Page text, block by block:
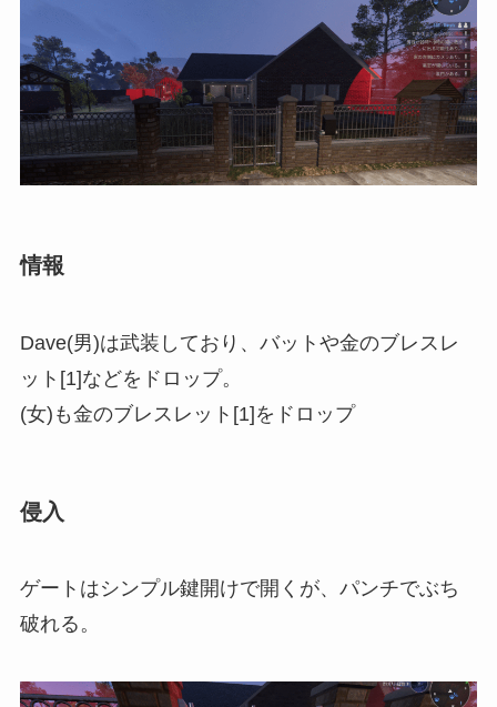
情報
Dave(男)は武装しており、バットや金のブレスレ
ット[1]などをドロップ。
(女)も金のブレスレット[1]をドロップ
侵入
ゲートはシンプル鍵開けで開くが、パンチでぶち
破れる。